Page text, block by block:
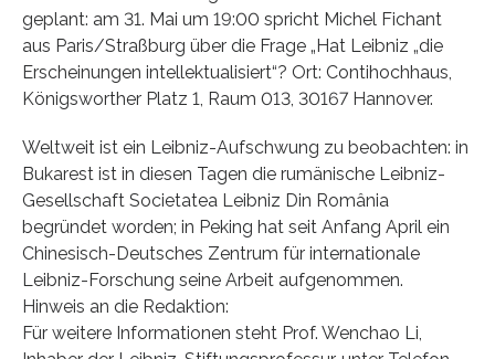
geplant: am 31. Mai um 19:00 spricht Michel Fichant
aus Paris/Straßburg über die Frage „Hat Leibniz „die
Erscheinungen intellektualisiert“? Ort: Contihochhaus,
Königsworther Platz 1, Raum 013, 30167 Hannover.
Weltweit ist ein Leibniz-Aufschwung zu beobachten: in
Bukarest ist in diesen Tagen die rumänische Leibniz-
Gesellschaft Societatea Leibniz Din România
begründet worden; in Peking hat seit Anfang April ein
Chinesisch-Deutsches Zentrum für internationale
Leibniz-Forschung seine Arbeit aufgenommen.
Hinweis an die Redaktion:
Für weitere Informationen steht Prof. Wenchao Li,